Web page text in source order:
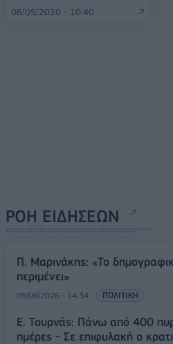
06/05/2020 - 10:40
ΡΟΗ ΕΙΔΗΣΕΩΝ
Π. Μαρινάκης: «Το
περιμένει»
09/08/2026 - 14:34 ΠΟΛΙΤΙΚΗ
Ε. Τουρνάς: Πάνω από 400
ημέρες - Σε επιφυλακή ο